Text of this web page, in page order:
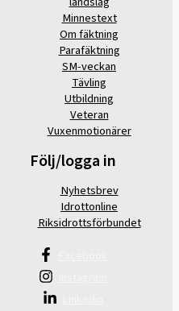
Minnestext
Om fäktning
Parafäktning
SM-veckan
Tävling
Utbildning
Veteran
Vuxenmotionärer
Följ/logga in
Nyhetsbrev
Idrottonline
Riksidrottsförbundet